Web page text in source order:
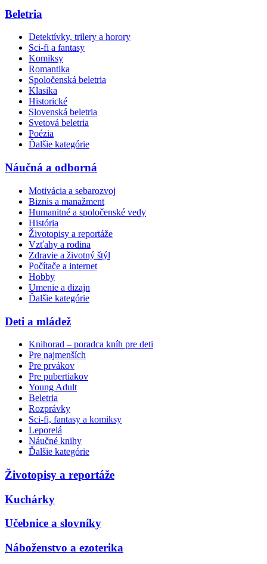
Beletria
Detektívky, trilery a horory
Sci-fi a fantasy
Komiksy
Romantika
Spoločenská beletria
Klasika
Historické
Slovenská beletria
Svetová beletria
Poézia
Ďalšie kategórie
Náučná a odborná
Motivácia a sebarozvoj
Biznis a manažment
Humanitné a spoločenské vedy
História
Životopisy a reportáže
Vzťahy a rodina
Zdravie a životný štýl
Počítače a internet
Hobby
Umenie a dizajn
Ďalšie kategórie
Deti a mládež
Knihorad – poradca kníh pre deti
Pre najmenších
Pre prvákov
Pre pubertiakov
Young Adult
Beletria
Rozprávky
Sci-fi, fantasy a komiksy
Leporelá
Náučné knihy
Ďalšie kategórie
Životopisy a reportáže
Kuchárky
Učebnice a slovníky
Náboženstvo a ezoterika